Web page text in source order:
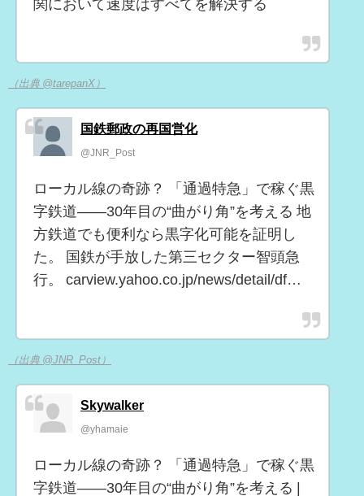
関において速度はすべてを解決する
（出典 @tarepanX）
国鉄郵政の再国営化
@JNR_Post
ローカル線の奇跡？ 「通過特急」で稼ぐ黒
字鉄道――30年目の“曲がり角”を考える 地
方鉄道でも便利なら黒字化可能を証明し
た。 国鉄が手放した第三セクター智頭急
行。 carview.yahoo.co.jp/news/detail/df…
（出典 @JNR_Post）
Skywalker
@yhamaie
ローカル線の奇跡？ 「通過特急」で稼ぐ黒
字鉄道――30年目の“曲がり角”を考える |